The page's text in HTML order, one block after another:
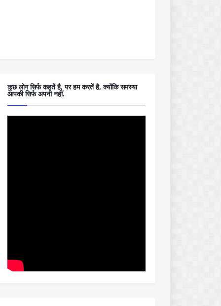
कुछ लोग सिर्फ कहतें है, पर हम करतें है, क्योंकि समस्या
आपकी सिर्फ अपनी नहीं.